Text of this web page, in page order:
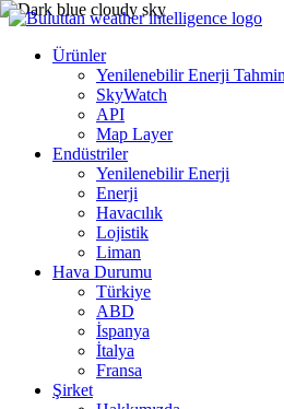
Ürünler
Yenilenebilir Enerji
SkyWatch
API
Map Layer
Endüstriler
Yenilenebilir Enerji
Enerji
Havacılık
Lojistik
Liman
Hava Durumu
Türkiye
ABD
İspanya
İtalya
Fransa
Şirket